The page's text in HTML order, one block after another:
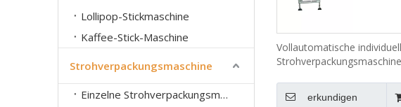
Lollipop-Stickmaschine
Kaffee-Stick-Maschine
Strohverpackungsmaschine
Einzelne Strohverpackungsmaschine
Vollautomatische
Strohverpackungsmaschine
erkundigen